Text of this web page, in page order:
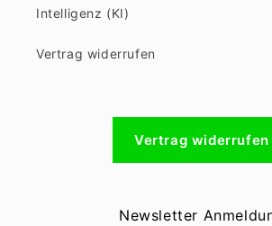
Intelligenz (KI)
Vertrag widerrufen
Vertrag widerrufen
Newsletter